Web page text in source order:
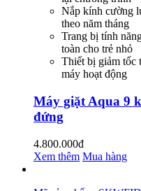
Nắp kính cường
theo năm tháng
Trang bị tính
toàn cho trẻ nhỏ
Thiết bị giảm tốc
máy hoạt động
Máy giặt Aqua 9
đứng
4.800.000đ
Xem thêm Mua hàng